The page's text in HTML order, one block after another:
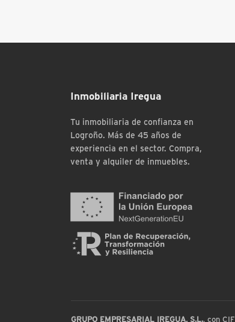
Inmobiliaria Iregua
Tu inmobiliaria de confianza en
Logroño. Más de 45 años de
experiencia en el sector. Compra,
venta y alquiler de inmuebles.
GRUPO EMPRESARIAL IREGUA, S.L., con CIF